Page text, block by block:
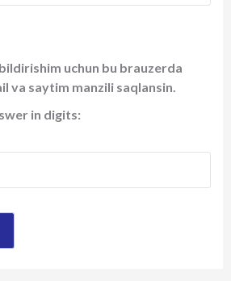
uchun bu brauzerda
va saytim manzili saqlansin.
in digits: